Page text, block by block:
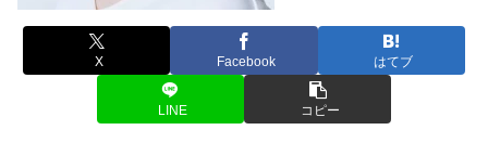
X Facebook はてブ
LINE コピー